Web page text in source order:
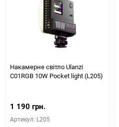
Накамерне світло Ulanzi
C01RGB 10W Pocket light (L205)
1 190 грн.
Артикул: L205